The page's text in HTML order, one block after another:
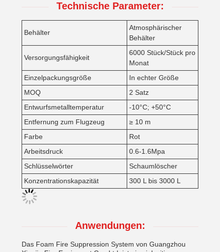
Technische Parameter:
Behälter
Atmosphärischer
Behälter
Versorgungsfähigkeit
6000 Stück/Stück pro
Monat
Einzelpackungsgröße
In echter Größe
MOQ
2 Satz
Entwurfsmetalltemperatur
-10°C; +50°C
Entfernung zum Flugzeug
≥ 10 m
Farbe
Rot
Arbeitsdruck
0.6-1.6Mpa
Schlüsselwörter
Schaumlöscher
Konzentrationskapazität
300 L bis 3000 L
Anwendungen:
Das Foam Fire Suppression System von Guangzhou